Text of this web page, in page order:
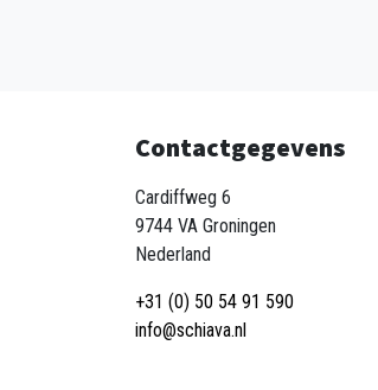
Contactgegevens
Cardiffweg 6
9744 VA Groningen
Nederland
+31 (0) 50 54 91 590
info@schiava.nl